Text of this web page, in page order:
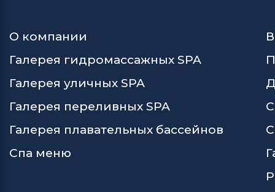
О компании
Галерея гидромассажных SPA
Галерея уличных SPA
Галерея переливных SPA
Галерея плавательных бассейнов
Спа меню